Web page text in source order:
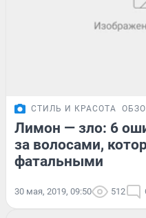
СТИЛЬ И КРАСОТА
Лимон — зло: 6
за волосами,
фатальными
30 мая, 2019, 09:50 512